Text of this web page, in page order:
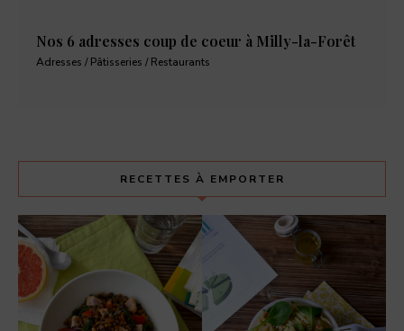
Nos 6 adresses coup de coeur à Milly-la-Forêt
Adresses / Pâtisseries / Restaurants
RECETTES À EMPORTER